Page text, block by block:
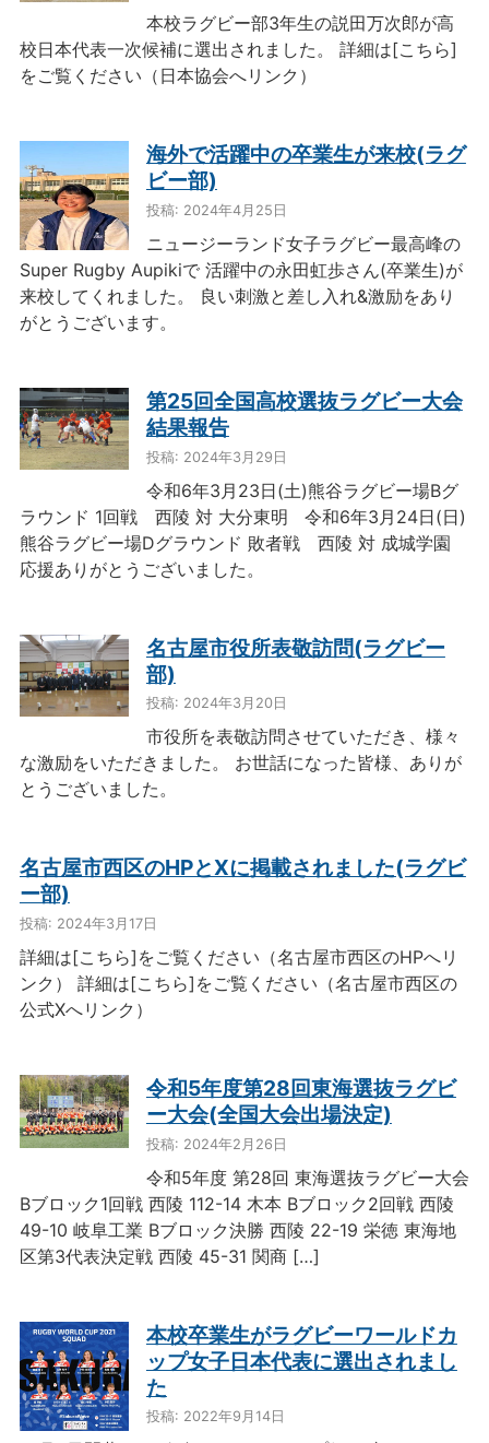
本校ラグビー部3年生の説田万次郎が高
校日本代表一次候補に選出されました。 詳細は[こちら]
をご覧ください（日本協会へリンク）
海外で活躍中の卒業生が来校(ラグ
ビー部)
投稿: 2024年4月25日
ニュージーランド女子ラグビー最高峰の
Super Rugby Aupikiで 活躍中の永田虹歩さん(卒業生)が
来校してくれました。 良い刺激と差し入れ&激励をあり
がとうございます。
第25回全国高校選抜ラグビー大会
結果報告
投稿: 2024年3月29日
令和6年3月23日(土)熊谷ラグビー場Bグ
ラウンド 1回戦 西陵 対 大分東明 令和6年3月24日(日)
熊谷ラグビー場Dグラウンド 敗者戦 西陵 対 成城学園
応援ありがとうございました。
名古屋市役所表敬訪問(ラグビー
部)
投稿: 2024年3月20日
市役所を表敬訪問させていただき、様々
な激励をいただきました。 お世話になった皆様、ありが
とうございました。
名古屋市西区のHPとXに掲載されました(ラグビ
ー部)
投稿: 2024年3月17日
詳細は[こちら]をご覧ください（名古屋市西区のHPへリ
ンク） 詳細は[こちら]をご覧ください（名古屋市西区の
公式Xへリンク）
令和5年度第28回東海選抜ラグビ
ー大会(全国大会出場決定)
投稿: 2024年2月26日
令和5年度 第28回 東海選抜ラグビー大会
Bブロック1回戦 西陵 112-14 木本 Bブロック2回戦 西陵
49-10 岐阜工業 Bブロック決勝 西陵 22-19 栄徳 東海地
区第3代表決定戦 西陵 45-31 関商 […]
本校卒業生がラグビーワールドカ
ップ女子日本代表に選出されまし
た
投稿: 2022年9月14日